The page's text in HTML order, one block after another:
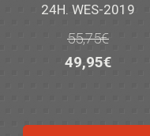
24H. WES-2019
55,75€
El
49,95€El